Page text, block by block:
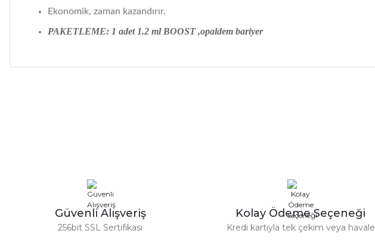
Ekonomik, zaman kazandırır.
PAKETLEME: 1 adet 1.2 ml BOOST ,opaldem bariyer
Ürün fiyatı diğer sitelerden daha pahalı.
Bu ürüne benzer farklı alternatifler olmalı.
Güvenli Alışveriş
256bit SSL Sertifikası
Kolay Ödeme Seçeneği
Kredi kartıyla tek çekim veya havale